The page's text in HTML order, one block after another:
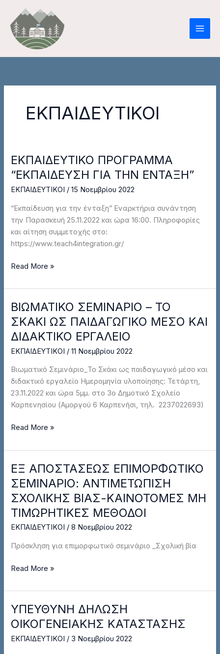
περιεχόμενο
ΕΚΠΑΙΔΕΥΤΙΚΟΙ
ΕΚΠΑΙΔΕΥΤΙΚΟ ΠΡΟΓΡΑΜΜΑ
“ΕΚΠΑΙΔΕΥΣΗ ΓΙΑ ΤΗΝ ΕΝΤΑΞΗ”
ΕΚΠΑΙΔΕΥΤΙΚΟΙ /15 Νοεμβρίου 2022
“Εκπαίδευση για την ένταξη” Εναρκτήρια συνάντηση
την Παρασκευή 25.11.2022 και ώρα 16:00. Πληροφορίες
και αίτηση συμμετοχής στο:
https://www.teach4integration.gr/
ΕΚΠΑΙΔΕΥΤΙΚΟ
ΠΡΟΓΡΑΜΜΑ
ΓΙΑ
ΤΗΝ
ΕΝΤΑΞΗ”
Read More »
ΒΙΩΜΑΤΙΚΟ ΣΕΜΙΝΑΡΙΟ – ΤΟ
ΣΚΑΚΙ ΩΣ ΠΑΙΔΑΓΩΓΙΚΟ ΜΕΣΟ ΚΑΙ
ΔΙΔΑΚΤΙΚΟ ΕΡΓΑΛΕΙΟ
ΕΚΠΑΙΔΕΥΤΙΚΟΙ /11 Νοεμβρίου 2022
Βιωματικό Σεμινάριο_Το Σκάκι ως παιδαγωγικό μέσο και
διδακτικό εργαλείο Ημερομηνία υλοποίησης: Τετάρτη,
23.11.2022 και ώρα 5μμ. στο 3ο Δημοτικό Σχολείο
Καρπενησίου (Αμοργού 6 Καρπενήσι, τηλ. 2237022693)
ΒΙΩΜΑΤΙΚΟ
ΣΕΜΙΝΑΡΙΟ
–
ΤΟ
ΣΚΑΚΙ
ΠΑΙΔΑΓΩΓΙΚΟ
ΔΙΔΑΚΤΙΚΟ
ΕΡΓΑΛΕΙΟ
Read More »
ΕΞ ΑΠΟΣΤΑΣΕΩΣ ΕΠΙΜΟΡΦΩΤΙΚΟ
ΣΕΜΙΝΑΡΙΟ: ΑΝΤΙΜΕΤΩΠΙΣΗ
ΣΧΟΛΙΚΗΣ ΒΙΑΣ-ΚΑΙΝΟΤΟΜΕΣ ΜΗ
ΤΙΜΩΡΗΤΙΚΕΣ ΜΕΘΟΔΟΙ
ΕΚΠΑΙΔΕΥΤΙΚΟΙ /8 Νοεμβρίου 2022
Πρόσκληση για επιμορφωτικό σεμινάριο _Σχολική βία
ΕΞ
ΑΠΟΣΤΑΣΕΩΣ
ΕΠΙΜΟΡΦΩΤΙΚΟ
ΣΕΜΙΝΑΡΙΟ:
ΑΝΤΙΜΕΤΩΠΙΣΗ
ΣΧΟΛΙΚΗΣ
ΚΑΙΝΟΤΟΜΕΣ
ΤΙΜΩΡΗΤΙΚΕΣ
Read More »
ΥΠΕΥΘΥΝΗ ΔΗΛΩΣΗ
ΟΙΚΟΓΕΝΕΙΑΚΗΣ ΚΑΤΑΣΤΑΣΗΣ
ΕΚΠΑΙΔΕΥΤΙΚΟΙ / 3 Νοεμβρίου 2022
ΥΠΕΥΘΥΝΗ
ΔΗΛΩΣΗ
ΟΙΚΟΓΕΝΕΙΑΚΗΣ
ΚΑΤΑΣΤΑΣΗΣ